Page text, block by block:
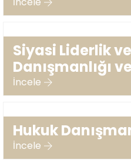
Siyasi Liderlik
Danışmanlığı
İncele
Hukuk
İncele